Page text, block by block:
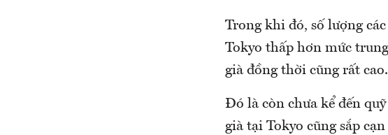
Trong khi đó, số lượng
Tokyo thấp hơn mức
già đồng thời cũng rất cao.
Đó là còn chưa kể đến
già tại Tokyo cũng sắp